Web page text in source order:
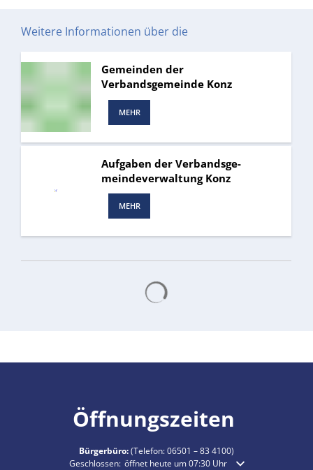
Weitere Informationen über die
Gemeinden der
Verbandsgemeinde Konz
MEHR
Aufgaben der Verbandsge-
meindeverwaltung Konz
MEHR
Öffnungszeiten
Bürgerbüro:(Telefon:06501 – 83 4100)
Klicken, um weitere Öffnungs- oder Schließzeiten
Geschlossen: öffnet heute um 07:30 Uhr